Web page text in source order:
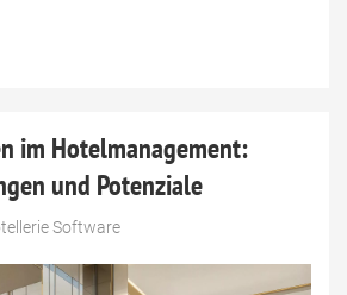
im Hotelmanagement:
und Potenziale
Software